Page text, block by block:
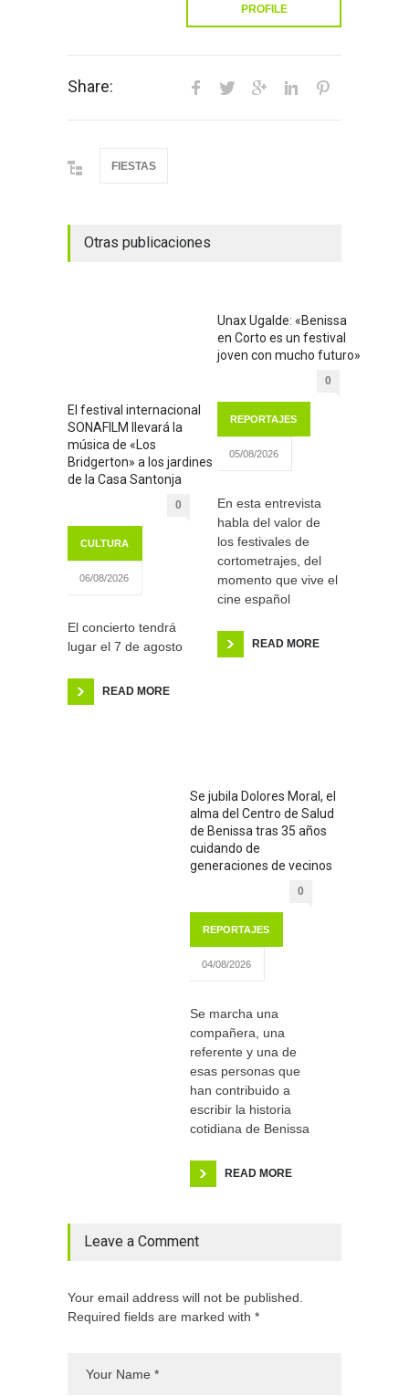
PROFILE
Share:
FIESTAS
Otras publicaciones
El festival internacional
SONAFILM llevará la
música de «Los
Bridgerton» a los jardines
de la Casa Santonja
0
CULTURA
06/08/2026
El concierto tendrá
lugar el 7 de agosto
READ MORE
Unax Ugalde: «Benissa
en Corto es un festival
joven con mucho futuro»
0
REPORTAJES
05/08/2026
En esta entrevista
habla del valor de
los festivales de
cortometrajes, del
momento que vive el
cine español
READ MORE
Se jubila Dolores Moral, el
alma del Centro de Salud
de Benissa tras 35 años
cuidando de
generaciones de vecinos
0
REPORTAJES
04/08/2026
Se marcha una
compañera, una
referente y una de
esas personas que
han contribuido a
escribir la historia
cotidiana de Benissa
READ MORE
Leave a Comment
Your email address will not be published.
Required fields are marked with *